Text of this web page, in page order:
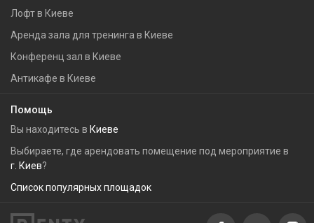
Лофт в Киеве
Аренда зала для тренинга в Киеве
Конференц зал в Киеве
Антикафе в Киеве
Помощь
Вы находитесь в Киеве
Выбираете, где арендовать помещение под мероприятие в
г. Киев?
Список популярных площадок